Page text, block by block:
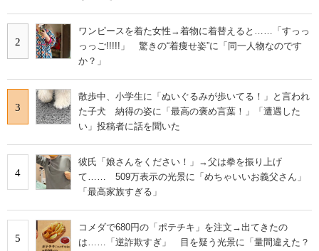
2
ワンピースを着た女性→着物に着替えると……「すっっ
っっご!!!!!」 驚きの“着痩せ姿”に「同一人物なのです
か？」
3
散歩中、小学生に「ぬいぐるみが歩いてる！」と言われ
た子犬 納得の姿に「最高の褒め言葉！」「遭遇した
い」投稿者に話を聞いた
4
彼氏「娘さんをください！」→父は拳を振り上げ
て…… 509万表示の光景に「めちゃいいお義父さん」
「最高家族すぎる」
5
コメダで680円の「ポテチキ」を注文→出てきたの
は……「逆詐欺すぎ」 目を疑う光景に「量間違えた？